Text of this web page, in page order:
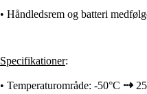
• Håndledsrem og batteri
Specifikationer:
• Temperaturområde: -50°C ⇢